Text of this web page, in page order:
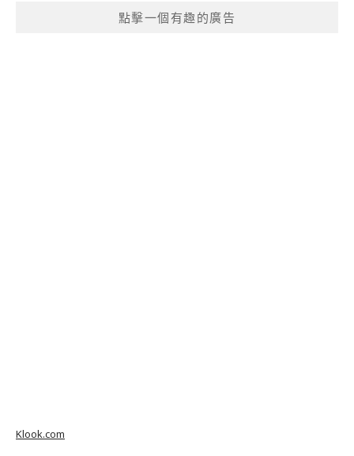
點擊一個有趣的廣告
Klook.com